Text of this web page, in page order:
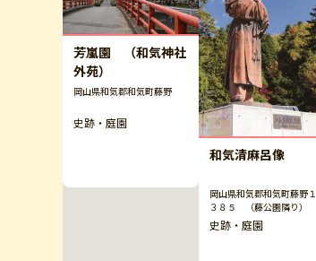
芳嵐園 （和気神社
外苑）
岡山県和気郡和気町藤野
史跡・庭園
和気清麻呂像
岡山県和気郡和気町藤野１
３８５ （藤公園隣り）
史跡・庭園